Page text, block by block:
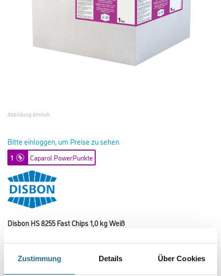
Zustimmung Details Über Cookies
Abbildung ähnlich
Bitte einloggen, um Preise zu sehen
1 Caparol PowerPunkte
Disbon HS 8255 Fast Chips 1,0 kg Weiß
Bodenbeschichtungen